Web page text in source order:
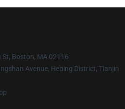
St, Boston, MA 02116
Avenue, Heping District, Tianjin